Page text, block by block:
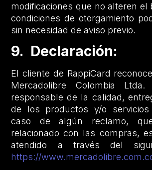
modificaciones que no alteren el
condiciones de otorgamiento
sin necesidad de aviso previo.
9. Declaración:
El cliente de RappiCard
Mercadolibre Colombia
responsable de la calidad,
de los productos y/o servicios
caso de algún reclamo,
relacionado con las compras,
atendido a través del
https://